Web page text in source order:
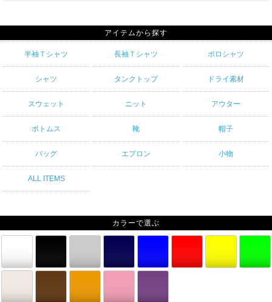
アイテムから探す
半袖Ｔシャツ 長袖Ｔシャツ ポロシャツ
シャツ タンクトップ ドライ素材
スウェット ニット アウター
ボトムス 靴 帽子
バッグ エプロン 小物
ALL ITEMS
カラーで選ぶ